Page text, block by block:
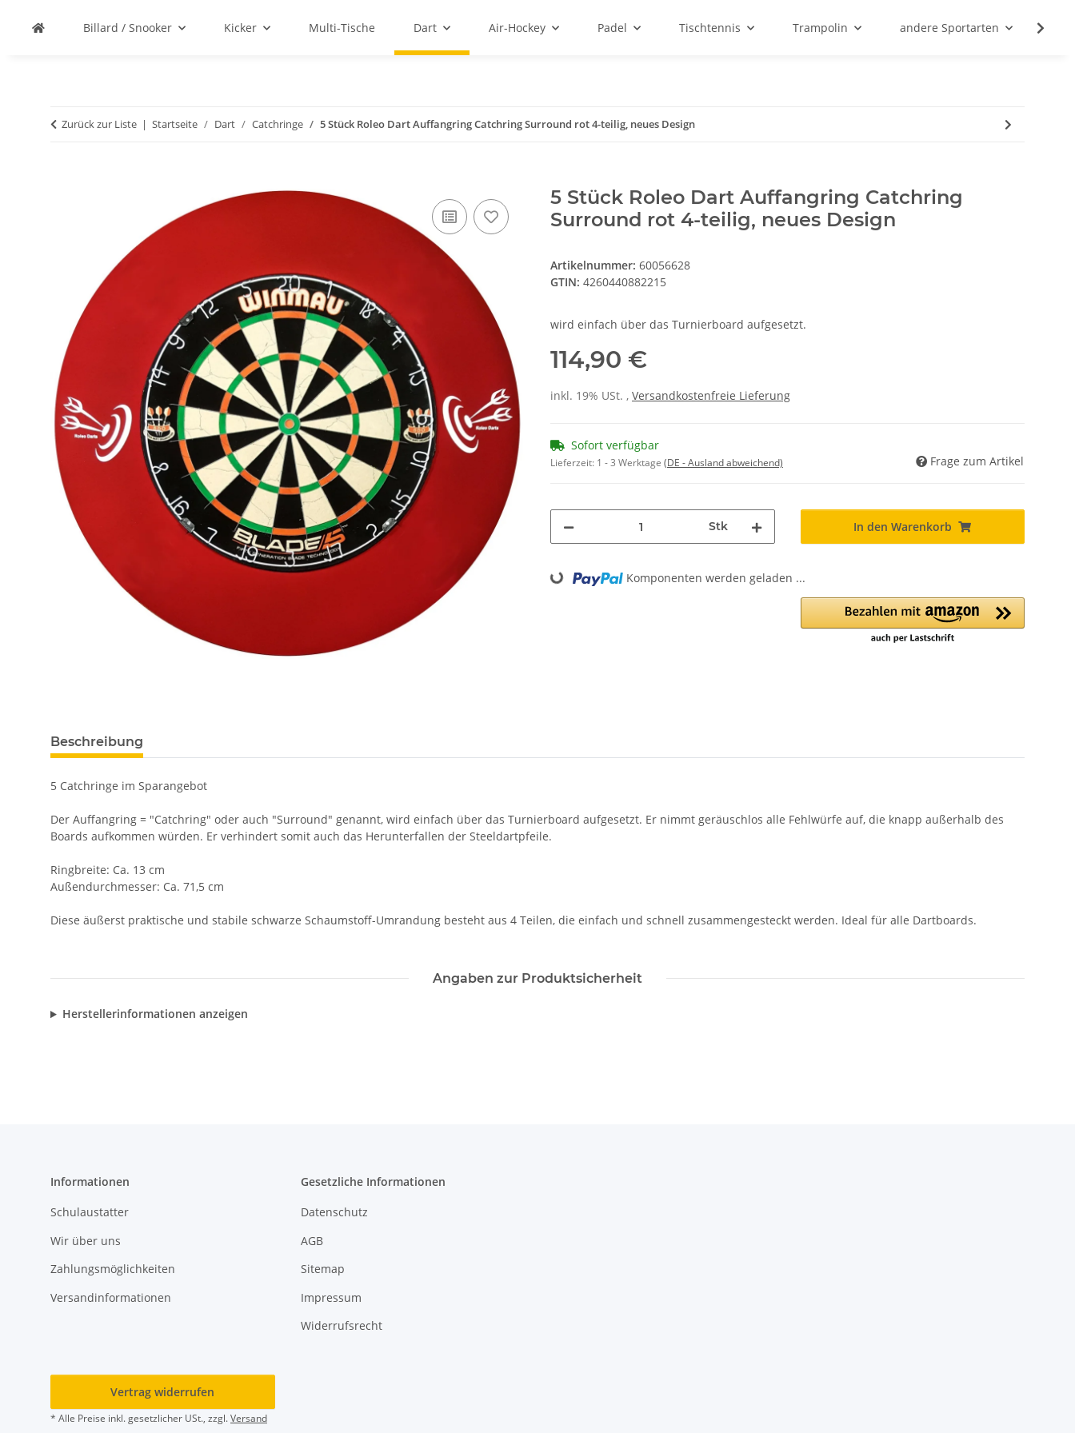
Billard / Snooker Kicker Multi-Tische Dart Air-Hockey Padel Tischtennis Trampolin andere Sportarten
Zurück zur Liste Startseite Dart Catchringe 5 Stück Roleo Dart Auffangring Catchring Surround rot 4-teilig, neues Design
5 Stück Roleo Dart Auffangring Catchring
Surround rot 4-teilig, neues Design
Artikelnummer: 60056628
GTIN: 4260440882215
wird einfach über das Turnierboard aufgesetzt.
114,90 €
inkl. 19% USt. , Versandkostenfreie Lieferung
Sofort verfügbar
Lieferzeit: 1 - 3 Werktage (DE - Ausland abweichend) Frage zum Artikel
Stk In den Warenkorb
Loading... Komponenten werden geladen ...
Beschreibung
5 Catchringe im Sparangebot
Der Auffangring = "Catchring" oder auch "Surround" genannt, wird einfach über das Turnierboard aufgesetzt. Er nimmt geräuschlos alle Fehlwürfe auf, die knapp außerhalb des
Boards aufkommen würden. Er verhindert somit auch das Herunterfallen der Steeldartpfeile.
Ringbreite: Ca. 13 cm
Außendurchmesser: Ca. 71,5 cm
Diese äußerst praktische und stabile schwarze Schaumstoff-Umrandung besteht aus 4 Teilen, die einfach und schnell zusammengesteckt werden. Ideal für alle Dartboards.
Angaben zur Produktsicherheit
Herstellerinformationen anzeigen
Informationen
Schulaustatter
Wir über uns
Zahlungsmöglichkeiten
Versandinformationen
Gesetzliche Informationen
Datenschutz
AGB
Sitemap
Impressum
Widerrufsrecht
Vertrag widerrufen
* Alle Preise inkl. gesetzlicher USt., zzgl.Versand